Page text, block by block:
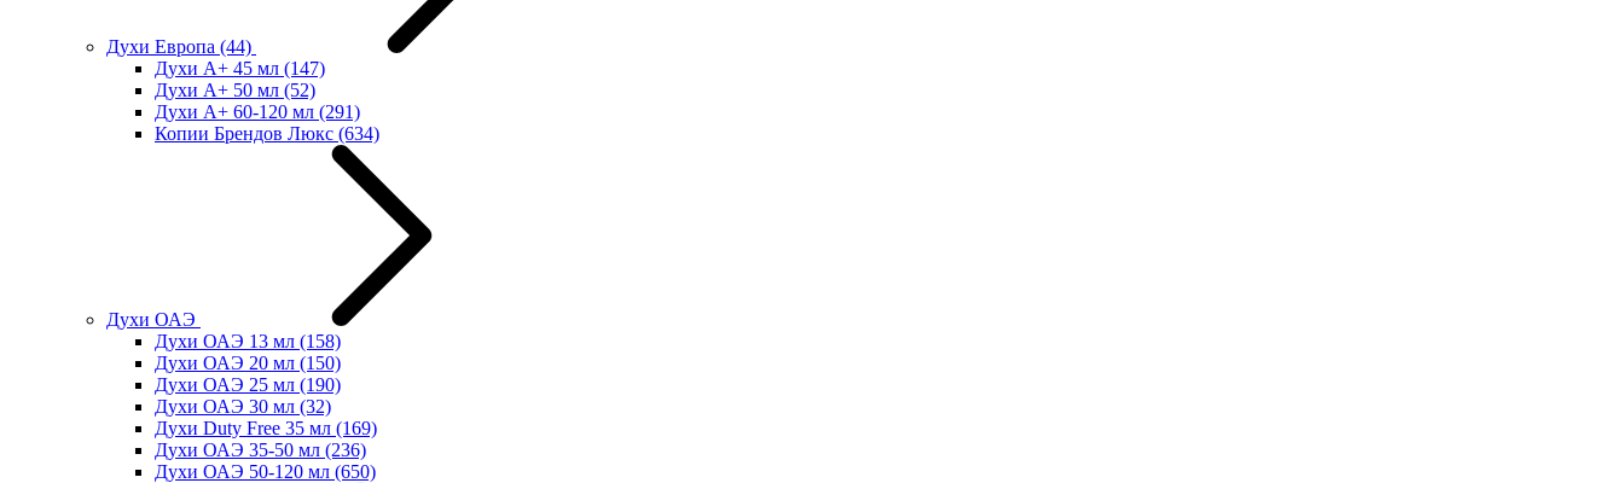
Духи Европа (44)
Духи А+ 45 мл (147)
Духи А+ 50 мл (52)
Духи А+ 60-120 мл (291)
Копии Брендов Люкс (634)
Духи ОАЭ
Духи ОАЭ 13 мл (158)
Духи ОАЭ 20 мл (150)
Духи ОАЭ 25 мл (190)
Духи ОАЭ 30 мл (32)
Духи Duty Free 35 мл (169)
Духи ОАЭ 35-50 мл (236)
Духи ОАЭ 50-120 мл (650)